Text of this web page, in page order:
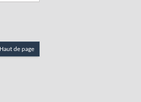
Haut de page